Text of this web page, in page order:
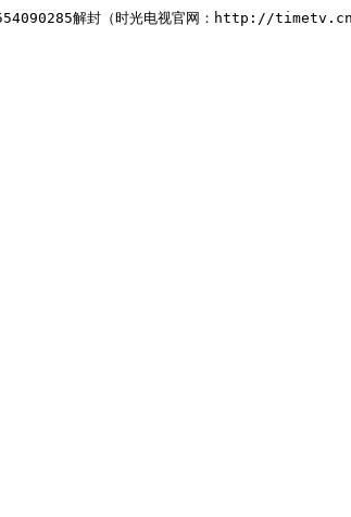
解封（时光电视官网：http://timetv.cn